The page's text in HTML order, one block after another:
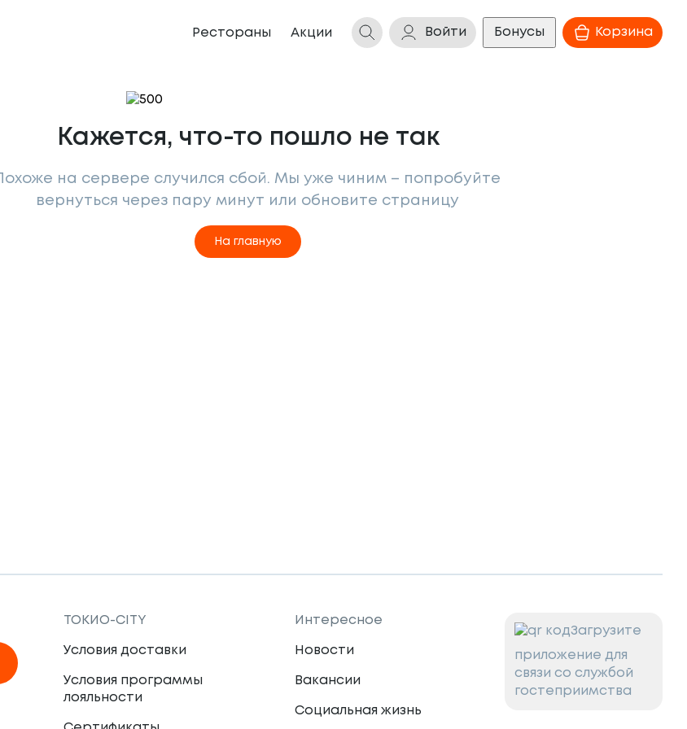
Рестораны Акции Войти Бонусы Корзина
Кажется, что-то пошло не так
Похоже на сервере случился сбой. Мы уже чиним – попробуйте
вернуться через пару минут или обновите страницу
На главную
ТОКИО-CITY
Условия доставки
Условия программы
лояльности
Интересное
Новости
Вакансии
Социальная жизнь
Загрузите
приложение для
связи со службой
гостеприимства